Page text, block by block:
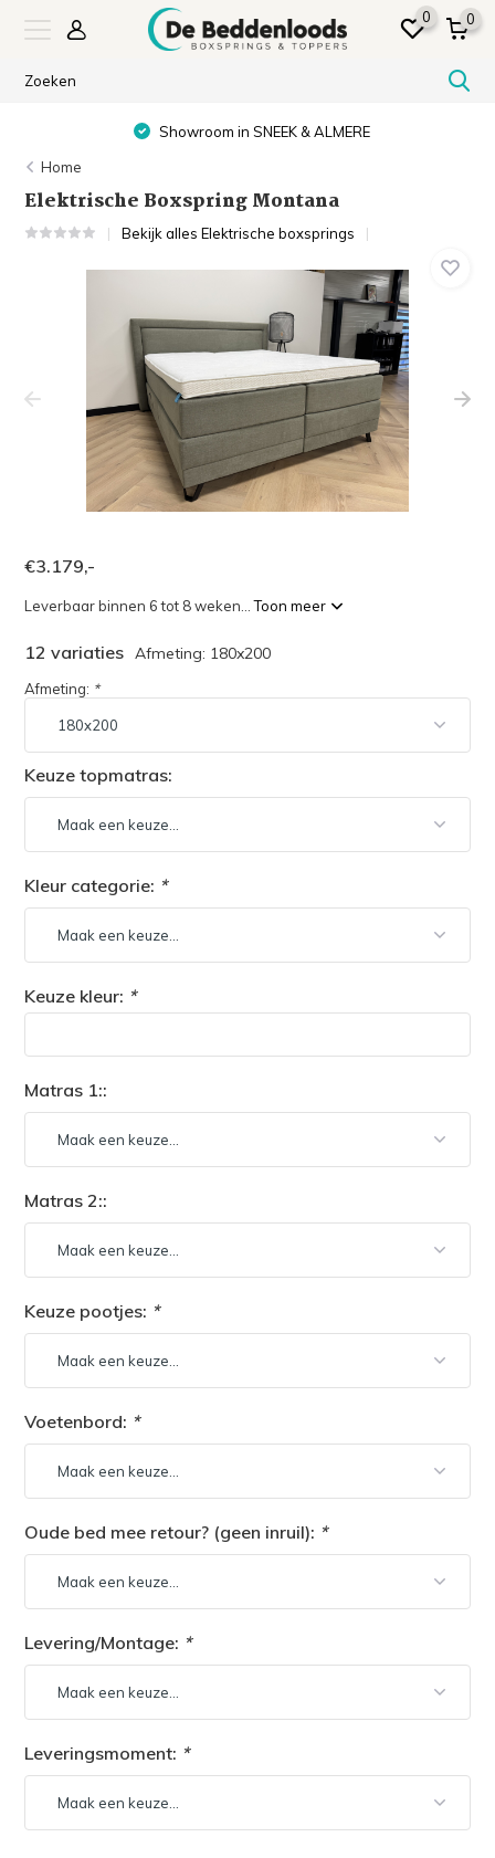
0 0
Showroom in SNEEK & ALMERE
Home
Elektrische Boxspring Montana
Bekijk alles Elektrische boxsprings
€3.179,-
Leverbaar binnen 6 tot 8 weken...Toon meer
12 variaties Afmeting: 180x200
Afmeting: *
Keuze topmatras:
Kleur categorie: *
Keuze kleur: *
Matras 1::
Matras 2::
Keuze pootjes: *
Voetenbord: *
Oude bed mee retour? (geen inruil): *
Levering/Montage: *
Leveringsmoment: *